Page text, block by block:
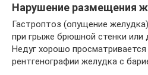
Нарушение размещения
Гастроптоз (опущение
при грыже брюшной стенки или
Недуг хорошо
рентгенографии желудка с